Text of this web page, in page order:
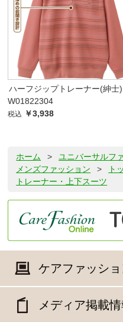
ハーフジップトレーナー(紳士)
W01822304
税込 ￥3,938
ホーム > ユニバーサルフ
メンズファッション
> ト
トレーナー・上下スーツ
ケアファッシ
メディア掲載情